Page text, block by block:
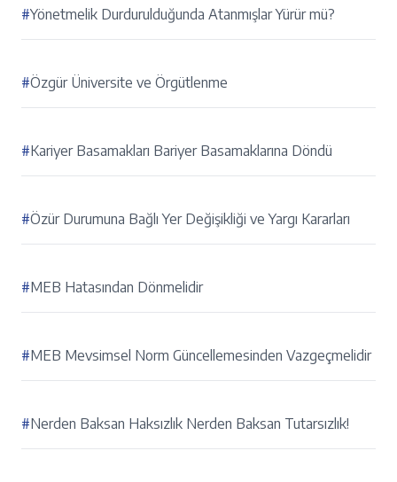
#Yönetmelik Durdurulduğunda Atanmışlar Yürür mü?
#Özgür Üniversite ve Örgütlenme
#Kariyer Basamakları Bariyer Basamaklarına Döndü
#Özür Durumuna Bağlı Yer Değişikliği ve Yargı Kararları
#MEB Hatasından Dönmelidir
#MEB Mevsimsel Norm Güncellemesinden Vazgeçmelidir
#Nerden Baksan Haksızlık Nerden Baksan Tutarsızlık!